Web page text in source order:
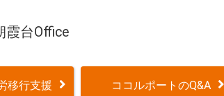
霞台Office
移行支援 ココルポートのQ&A